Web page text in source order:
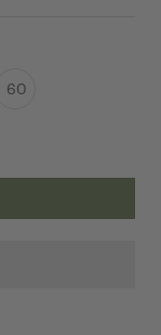
60